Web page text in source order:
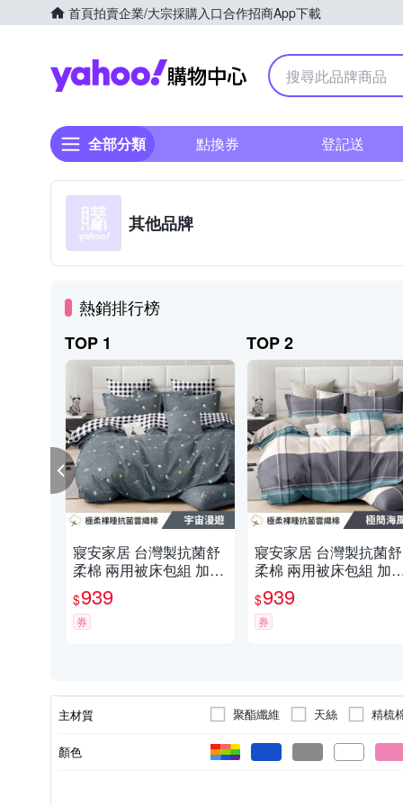
首頁拍賣企業/大宗採購入口合作招商App下載
Yahoo購物中心
全部分類 點換券 登記送
其他品牌
熱銷排行榜
TOP 1
寢安家居 台灣製抗菌舒
柔棉 兩用被床包組 加大
四件組 (床包/床單/床罩)
多款任選
$939
券
TOP 2
寢安家居 台灣製抗菌舒
柔棉 兩用被床包組 加
四件組 (床包/床單/床罩)
極簡海風
$939
券
主材質 聚酯纖維 天絲 精梳
顏色